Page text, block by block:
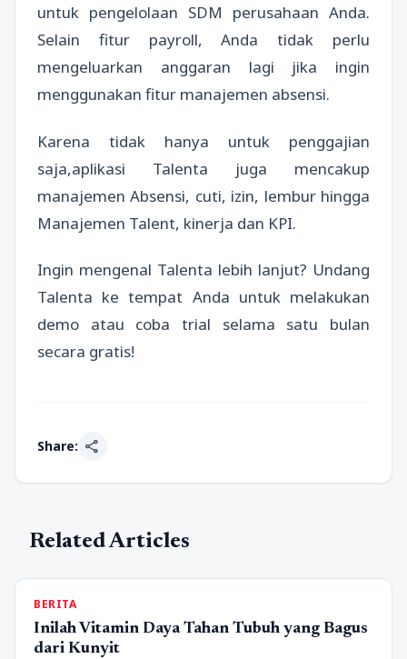
untuk pengelolaan SDM perusahaan Anda.
Selain fitur payroll, Anda tidak perlu
mengeluarkan anggaran lagi jika ingin
menggunakan fitur manajemen absensi.
Karena tidak hanya untuk penggajian
saja,aplikasi Talenta juga mencakup
manajemen Absensi, cuti, izin, lembur hingga
Manajemen Talent, kinerja dan KPI.
Ingin mengenal Talenta lebih lanjut? Undang
Talenta ke tempat Anda untuk melakukan
demo atau coba trial selama satu bulan
secara gratis!
Share: share
Related Articles
BERITA
Inilah Vitamin Daya Tahan Tubuh yang Bagus
dari Kunyit